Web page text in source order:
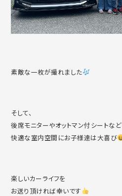
素敵な一枚が撮れました
そして、
後席モニターやオットマン付シートなど
快適な室内空間にお子様達は大喜び
楽しいカーライフを
お送り頂ければ幸いです